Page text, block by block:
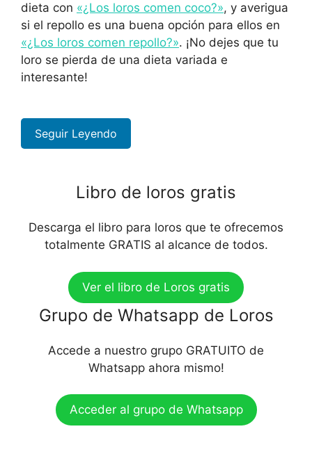
dieta con «¿Los loros comen coco?», y averigua
si el repollo es una buena opción para ellos en
«¿Los loros comen repollo?». ¡No dejes que tu
loro se pierda de una dieta variada e
interesante!
Seguir Leyendo
Libro de loros gratis
Descarga el libro para loros que te ofrecemos
totalmente GRATIS al alcance de todos.
Ver el libro de Loros gratis
Grupo de Whatsapp de Loros
Accede a nuestro grupo GRATUITO de
Whatsapp ahora mismo!
Acceder al grupo de Whatsapp